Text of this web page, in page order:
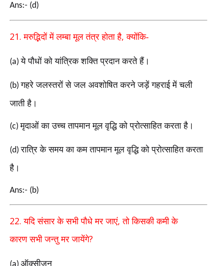
Ans:- (d)
21.मरुद्भिदों में लम्बा मूल तंत्र होता है,क्योंकि-
(a)ये पौधों को यांत्रिक शक्ति प्रदान करते हैं।
(b)गहरे जलस्तरों से जल अवशोषित करने जड़ें गहराई में चली
जाती है।
(c)मृदाओं का उच्च तापमान मूल वृद्धि को प्रोत्साहित करता है।
(d)रात्रि के समय का कम तापमान मूल वृद्धि को प्रोत्साहित करता
है।
Ans:- (b)
22.यदि संसार के सभी पौधे मर जाएं,तो किसकी कमी के
कारण सभी जन्तु मर जायेंगे?
ऑक्सीजन